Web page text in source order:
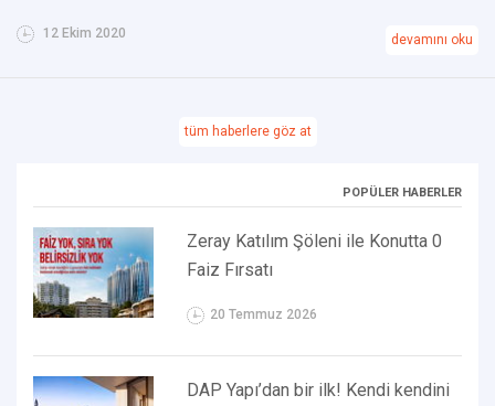
12 Ekim 2020 devamını oku
tüm haberlere göz at
POPÜLER HABERLER
Zeray Katılım Şöleni ile Konutta 0
Faiz Fırsatı
20 Temmuz 2026
DAP Yapı’dan bir ilk! Kendi kendini